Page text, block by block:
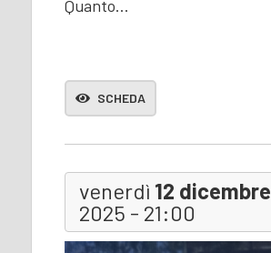
Quanto…
SCHEDA
venerdì 12 dicembre
2025 - 21:00